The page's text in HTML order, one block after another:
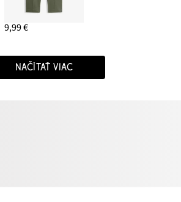
9,99 €
NAČÍTAŤ VIAC